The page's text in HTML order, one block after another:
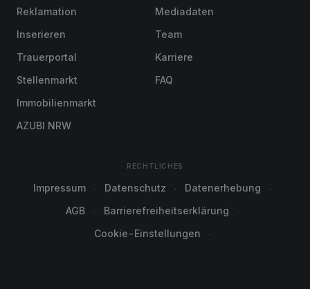
Reklamation
Inserieren
Trauerportal
Stellenmarkt
Immobilienmarkt
AZUBI NRW
Mediadaten
Team
Karriere
FAQ
RECHTLICHES
Impressum Datenschutz
Datenerhebung
AGB
Barrierefreiheitserklärung
Cookie-Einstellungen